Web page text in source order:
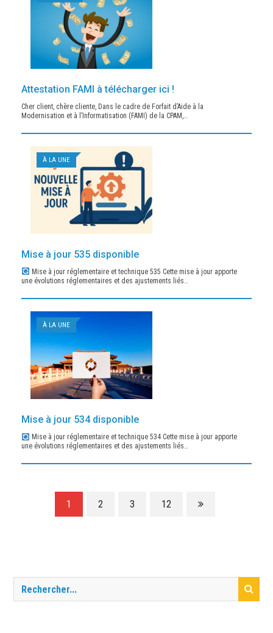
Attestation FAMI à télécharger ici !
Cher client, chère cliente, Dans le cadre de Forfait d’Aide à la
Modernisation et à l’Informatisation (FAMI) de la CPAM,…
À LA UNE
Mise à jour 535 disponible
Mise à jour réglementaire et technique 535 Cette mise à jour apporte
une évolutions réglementaires et des ajustements liés…
À LA UNE
Mise à jour 534 disponible
Mise à jour réglementaire et technique 534 Cette mise à jour apporte
une évolutions réglementaires et des ajustements liés…
1 2 3 12